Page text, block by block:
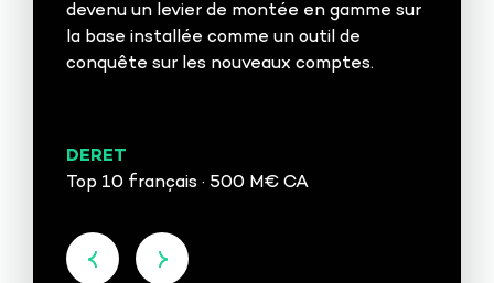
devenu un levier de montée en gamme sur
la base installée comme un outil de
conquête sur les nouveaux comptes.
DERET
Top 10 français · 500 M€ CA